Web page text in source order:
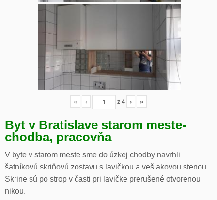
« ‹ z4 › »
Byt v Bratislave starom meste-
chodba, pracovňa
V byte v starom meste sme do úzkej chodby navrhli
šatníkovú skriňovú zostavu s lavičkou a vešiakovou stenou.
Skrine sú po strop v časti pri lavičke prerušené otvorenou
nikou.